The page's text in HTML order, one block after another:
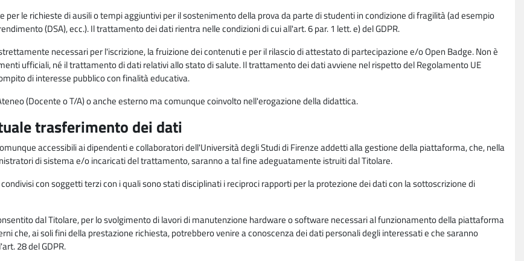
le richieste di ausili o tempi aggiuntivi per il sostenimento della prova da parte di studenti in condizione di fragilità (ad esempio
(DSA), ecc.). Il trattamento dei dati rientra nelle condizioni di cui all'art. 6 par. 1 lett. e) del GDPR.
necessari per l'iscrizione, la fruizione dei contenuti e per il rilascio di attestato di partecipazione e/o Open Badge. Non è
ufficiali, né il trattamento di dati relativi allo stato di salute. Il trattamento dei dati avviene nel rispetto del Regolamento UE
di interesse pubblico con finalità educativa.
(Docente o T/A) o anche esterno ma comunque coinvolto nell'erogazione della didattica.
trasferimento dei dati
accessibili ai dipendenti e collaboratori dell'Università degli Studi di Firenze addetti alla gestione della piattaforma, che, nella
di sistema e/o incaricati del trattamento, saranno a tal fine adeguatamente istruiti dal Titolare.
con soggetti terzi con i quali sono stati disciplinati i reciproci rapporti per la protezione dei dati con la sottoscrizione di
dal Titolare, per lo svolgimento di lavori di manutenzione hardware o software necessari al funzionamento della piattaforma
che, ai soli fini della prestazione richiesta, potrebbero venire a conoscenza dei dati personali degli interessati e che saranno
28 del GDPR.